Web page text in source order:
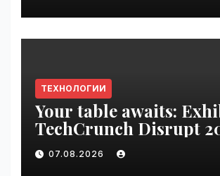
ТЕХНОЛОГИИ
Your table awaits:
TechCrunch Disrupt
be seen by thousands |
VseTime.ru
07.08.2026